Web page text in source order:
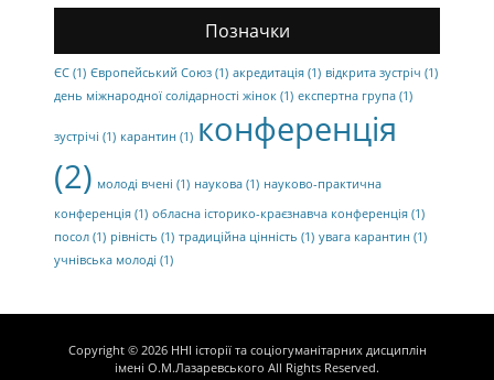
Позначки
ЄС (1) Європейський Союз (1) акредитація (1) відкрита зустріч (1)
день міжнародної солідарності жінок (1) експертна група (1)
зустрічі (1) карантин (1) конференція
(2) молоді вчені (1) наукова (1) науково-практична
конференція (1) обласна історико-краєзнавча конференція (1)
посол (1) рівність (1) традиційна цінність (1) увага карантин (1)
учнівська молоді (1)
Copyright © 2026 ННІ історії та соціогуманітарних дисциплін
імені О.М.Лазаревського All Rights Reserved.